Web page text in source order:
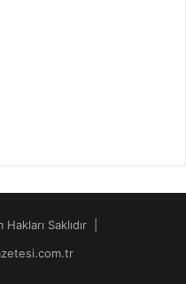
Saklıdır |